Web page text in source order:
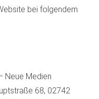
bei folgendem
Neue Medien
68, 02742